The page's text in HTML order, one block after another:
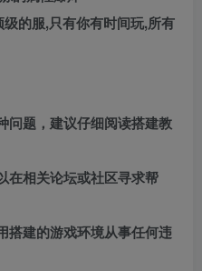
的服,只有你有时间玩,所有
问题，建议仔细阅读搭建教
在相关论坛或社区寻求帮
搭建的游戏环境从事任何违